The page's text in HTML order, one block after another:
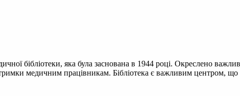
бібліотеки, яка була заснована в 1944 році. Окреслено
медичним працівникам. Бібліотека є важливим центром, що